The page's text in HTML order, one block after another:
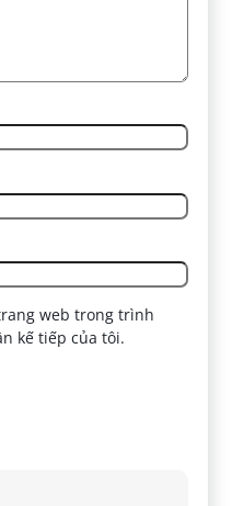
web trong trình
kế tiếp của tôi.